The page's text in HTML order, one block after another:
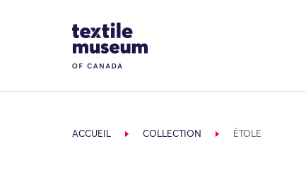
Site Logo
ACCUEIL COLLECTION ÉTOLE